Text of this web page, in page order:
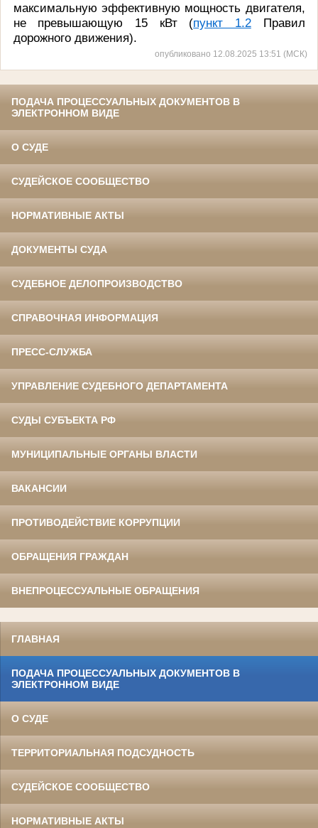
максимальную эффективную мощность двигателя,
не превышающую 15 кВт (пункт 1.2Правил
дорожного движения).
опубликовано 12.08.2025 13:51 (МСК)
ПОДАЧА ПРОЦЕССУАЛЬНЫХ ДОКУМЕНТОВ В
ЭЛЕКТРОННОМ ВИДЕ
О СУДЕ
СУДЕЙСКОЕ СООБЩЕСТВО
НОРМАТИВНЫЕ АКТЫ
ДОКУМЕНТЫ СУДА
СУДЕБНОЕ ДЕЛОПРОИЗВОДСТВО
СПРАВОЧНАЯ ИНФОРМАЦИЯ
ПРЕСС-СЛУЖБА
УПРАВЛЕНИЕ СУДЕБНОГО ДЕПАРТАМЕНТА
СУДЫ СУБЪЕКТА РФ
МУНИЦИПАЛЬНЫЕ ОРГАНЫ ВЛАСТИ
ВАКАНСИИ
ПРОТИВОДЕЙСТВИЕ КОРРУПЦИИ
ОБРАЩЕНИЯ ГРАЖДАН
ВНЕПРОЦЕССУАЛЬНЫЕ ОБРАЩЕНИЯ
ГЛАВНАЯ
ПОДАЧА ПРОЦЕССУАЛЬНЫХ ДОКУМЕНТОВ В
ЭЛЕКТРОННОМ ВИДЕ
О СУДЕ
ТЕРРИТОРИАЛЬНАЯ ПОДСУДНОСТЬ
СУДЕЙСКОЕ СООБЩЕСТВО
НОРМАТИВНЫЕ АКТЫ